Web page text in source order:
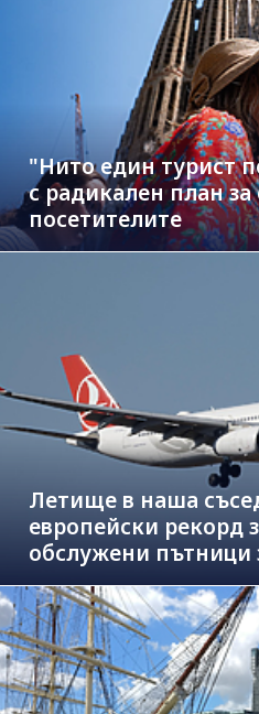
"Нито един турист
с радикален план
посетителите
Летище в наша
европейски рекорд
обслужени пътници